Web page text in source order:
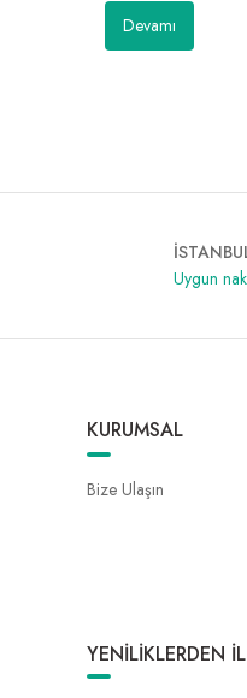
bahçeniz için en
blog yazısında,
Devamı
Uygun
KURUMSAL
Bize Ulaşın
YENİLİKLERDEN